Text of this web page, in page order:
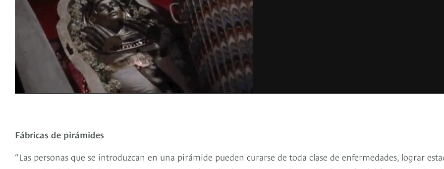
Fábricas de pirámides
“Las personas que se introduzcan en una pirámide pueden curarse de toda clase de enfermedades, lograr